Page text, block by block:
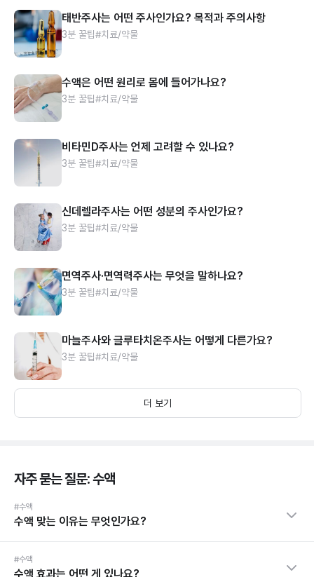
태반주사는 어떤 주사인가요? 목적과 주의사항
3분 꿀팁#치료/약물
수액은 어떤 원리로 몸에 들어가나요?
3분 꿀팁#치료/약물
비타민D주사는 언제 고려할 수 있나요?
3분 꿀팁#치료/약물
신데렐라주사는 어떤 성분의 주사인가요?
3분 꿀팁#치료/약물
면역주사·면역력주사는 무엇을 말하나요?
3분 꿀팁#치료/약물
마늘주사와 글루타치온주사는 어떻게 다른가요?
3분 꿀팁#치료/약물
더 보기
자주 묻는 질문: 수액
#수액
수액 맞는 이유는 무엇인가요?
#수액
수액 효과는 어떤 게 있나요?